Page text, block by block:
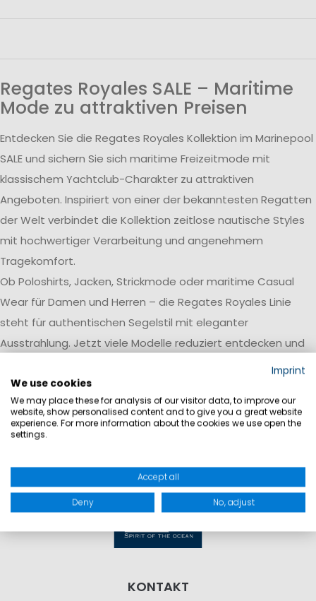
Regates Royales SALE – Maritime
Mode zu attraktiven Preisen
Entdecken Sie die Regates Royales Kollektion im Marinepool
SALE und sichern Sie sich maritime Freizeitmode mit
klassischem Yachtclub-Charakter zu attraktiven
Angeboten. Inspiriert von einer der bekanntesten Regatten
der Welt verbindet die Kollektion zeitlose nautische Styles
mit hochwertiger Verarbeitung und angenehmem
Tragekomfort.
Ob Poloshirts, Jacken, Strickmode oder maritime Casual
Wear für Damen und Herren – die Regates Royales Linie
steht für authentischen Segelstil mit eleganter
Ausstrahlung. Jetzt viele Modelle reduziert entdecken und
hochwertige maritime Mode zu besonderen SALE-Preisen
shoppen.
KONTAKT
Imprint
We use cookies
We may place these for analysis of our visitor data, to improve our
website, show personalised content and to give you a great website
experience. For more information about the cookies we use open the
settings.
Accept all
Deny No, adjust